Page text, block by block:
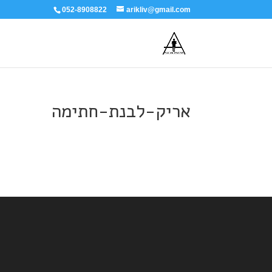
052-8908822 arikliv@gmail.com
אריק-לבנת-חתימה